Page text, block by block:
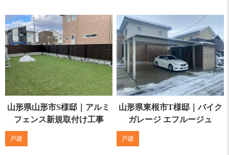
山形県山形市S様邸｜アルミ
フェンス新規取付け工事
戸建
山形県東根市T様邸｜バイク
ガレージ エフルージュ
戸建